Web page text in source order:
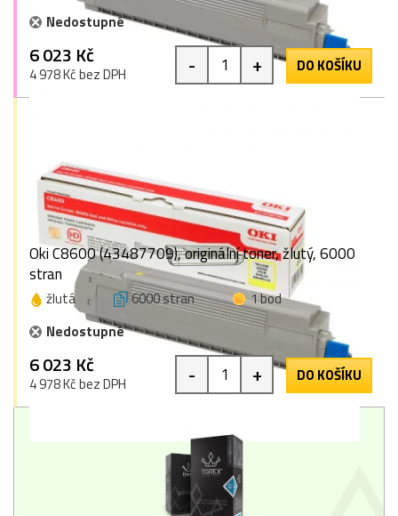
Nedostupné
6 023 Kč
4 978 Kč bez DPH - + DO KOŠÍKU
Oki C8600 (43487709), originální toner, žlutý, 6000
stran
žlutá 6000 stran
1 bod
Nedostupné
6 023 Kč
4 978 Kč bez DPH - + DO KOŠÍKU